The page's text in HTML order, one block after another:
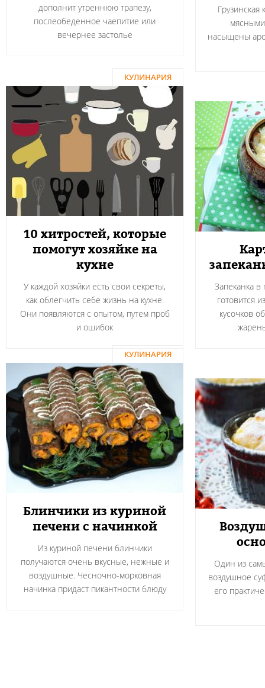
дополнит утреннюю трапезу,
послеобеденное чаепитие или
вечернее застолье
Грузинская
насыщены
КУЛИНАРИЯ
10 хитростей, которые
помогут хозяйке на
кухне
У каждой хозяйки есть свои секреты,
как облегчить себе жизнь на кухне.
Они появляются с опытом, путем проб
и ошибок
Запеканка
готовится
кусочков
КУЛИНАРИЯ
Блинчики из куриной
печени с начинкой
Из куриной печени блинчики
получаются очень вкусные, нежные и
воздушные. Чесночно-морковная
начинка придаст пикантности блюду
Один из
воздушное
его